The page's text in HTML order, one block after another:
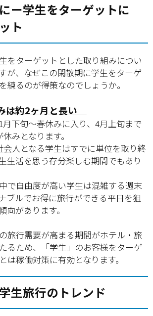
ー学生をターゲットに
ト
をターゲットとした取り組みについ
が、なぜこの閑散期に学生をターゲ
練るのが得策なのでしょうか。
は約2ヶ月と長い
下旬〜春休みに入り、4月上旬まで
みとなります。
人となる学生はすでに単位を取り終
生活を思う存分楽しむ期間でもあり
で自由度が高い学生は混雑する週末
ブルでお得に旅行ができる平日を狙
向があります。
旅行需要が高まる期間がホテル・旅
るため、「学生」のお客様をターゲ
は稼働対策に有効となります。
生旅行のトレンド